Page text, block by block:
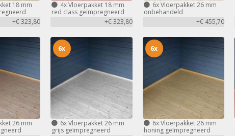
18 mm
+€ 323,80
4xVloerpakket 18 mm
red class geïmpregneerd
+€ 323,80
6xVloerpakket 26 mm
onbehandeld
+€ 455,70
26 mm
6xVloerpakket 26 mm
grijs geïmpregneerd
6x
6xVloerpakket 26 mm
honing geïmpregneerd
6x